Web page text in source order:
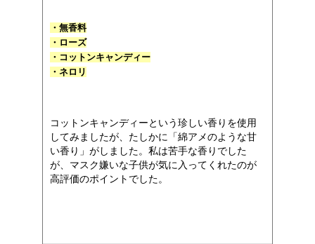
・無香料
・ローズ
・コットンキャンディー
・ネロリ
コットンキャンディーという珍しい香りを使用
してみましたが、たしかに「綿アメのような甘
い香り」がしました。私は苦手な香りでした
が、マスク嫌いな子供が気に入ってくれたのが
高評価のポイントでした。